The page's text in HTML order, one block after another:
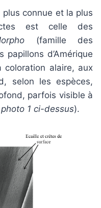
connue et la plus
est celle des
(famille des
papillons d’Amérique
alaire, aux
selon les espèces,
parfois visible à
1 ci-dessus).